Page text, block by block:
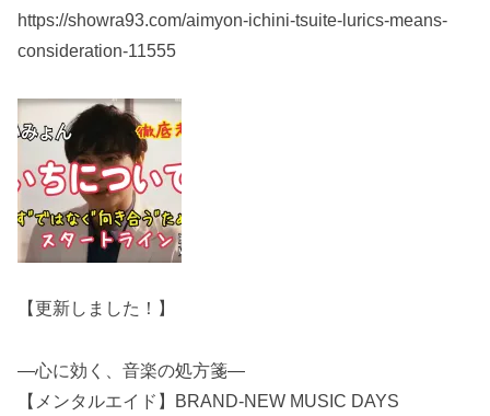
https://showra93.com/aimyon-ichini-tsuite-lurics-means-
consideration-11555
【更新しました！】
―心に効く、音楽の処方箋―
【メンタルエイド】BRAND-NEW MUSIC DAYS